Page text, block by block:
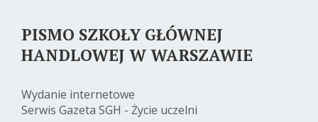
PISMO SZKOŁY GŁÓWNEJ
HANDLOWEJ W WARSZAWIE
Wydanie internetowe
Serwis Gazeta SGH - Życie uczelni